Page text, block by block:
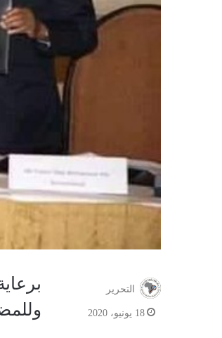
التحرير
18 يونيو، 2020